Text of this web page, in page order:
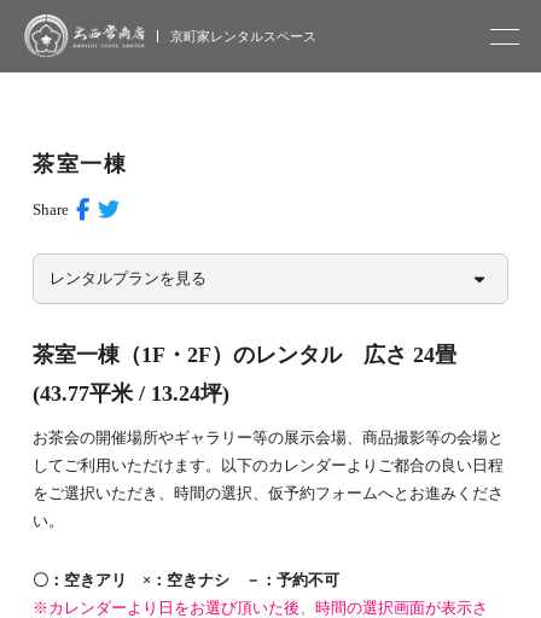
大西常商店
京町家レンタルスペース
茶室一棟
Share
レンタルプランを見る
茶室一棟（1F・2F）のレンタル 広さ 24畳
(43.77平米 / 13.24坪)
お茶会の開催場所やギャラリー等の展示会場、商品撮影等の会場と
してご利用いただけます。以下のカレンダーよりご都合の良い日程
をご選択いただき、時間の選択、仮予約フォームへとお進みくださ
い。
〇：空きアリ ×：空きナシ －：予約不可
※カレンダーより日をお選び頂いた後、時間の選択画面が表示さ